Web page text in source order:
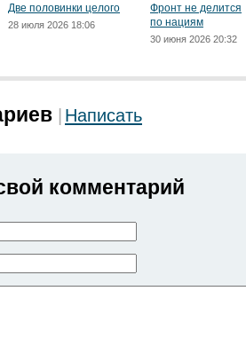
Две половинки целого
28 июля 2026 18:06
Фронт не делится
по нациям
30 июня 2026 20:32
Написать
комментарий